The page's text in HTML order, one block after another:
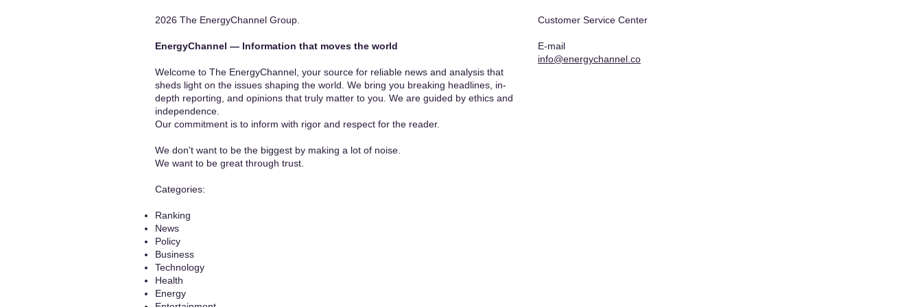
2026 The EnergyChannel Group.
EnergyChannel — Information that moves the world​
Welcome to The EnergyChannel, your source for reliable news and analysis that
sheds light on the issues shaping the world. We bring you breaking headlines, in-
depth reporting, and opinions that truly matter to you. We are guided by ethics and
independence.
Our commitment is to inform with rigor and respect for the reader.
We don't want to be the biggest by making a lot of noise.
We want to be great through trust.
​Categories:
Ranking
News
Policy
Business
Technology
Health
Energy
Customer Service Center
E-mail
info@energychannel.co